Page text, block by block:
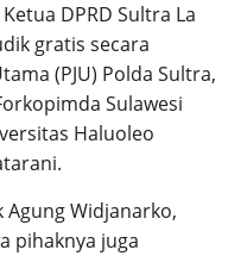
DPRD Sultra La
gratis secara
(PJU) Polda Sultra,
Sulawesi
Haluoleo
Agung Widjanarko,
pihaknya juga